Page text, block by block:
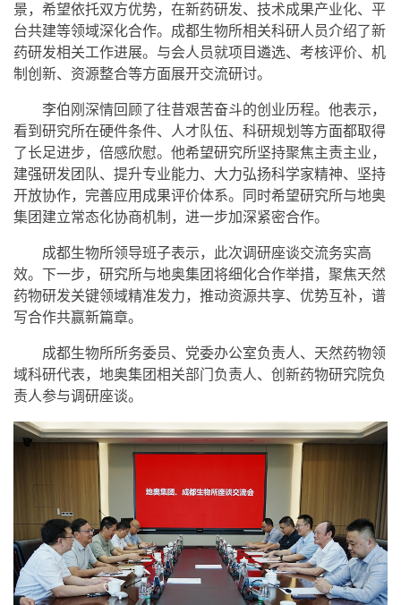
景，希望依托双方优势，在新药研发、技术成果产业化、平
台共建等领域深化合作。成都生物所相关科研人员介绍了新
药研发相关工作进展。与会人员就项目遴选、考核评价、机
制创新、资源整合等方面展开交流研讨。
李伯刚深情回顾了往昔艰苦奋斗的创业历程。他表示，
看到研究所在硬件条件、人才队伍、科研规划等方面都取得
了长足进步，倍感欣慰。他希望研究所坚持聚焦主责主业，
建强研发团队、提升专业能力、大力弘扬科学家精神、坚持
开放协作，完善应用成果评价体系。同时希望研究所与地奥
集团建立常态化协商机制，进一步加深紧密合作。
成都生物所领导班子表示，此次调研座谈交流务实高
效。下一步，研究所与地奥集团将细化合作举措，聚焦天然
药物研发关键领域精准发力，推动资源共享、优势互补，谱
写合作共赢新篇章。
成都生物所所务委员、党委办公室负责人、天然药物领
域科研代表，地奥集团相关部门负责人、创新药物研究院负
责人参与调研座谈。